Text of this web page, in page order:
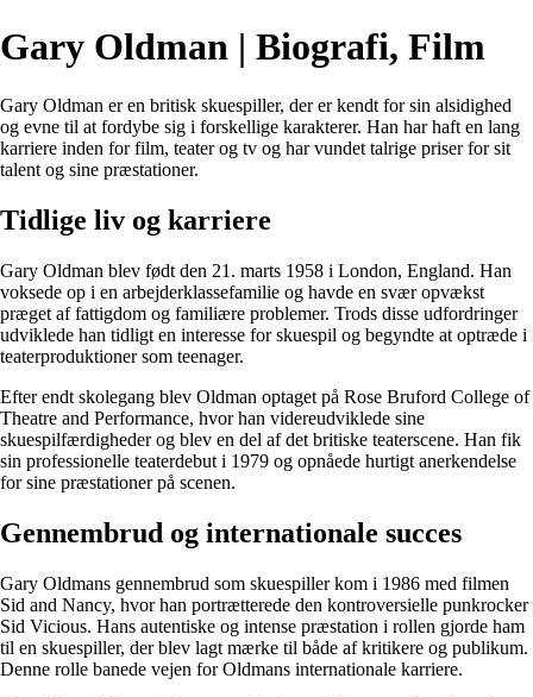
Gary Oldman | Biografi, Film
Gary Oldman er en britisk skuespiller, der er kendt for sin alsidighed
og evne til at fordybe sig i forskellige karakterer. Han har haft en lang
karriere inden for film, teater og tv og har vundet talrige priser for sit
talent og sine præstationer.
Tidlige liv og karriere
Gary Oldman blev født den 21. marts 1958 i London, England. Han
voksede op i en arbejderklassefamilie og havde en svær opvækst
præget af fattigdom og familiære problemer. Trods disse udfordringer
udviklede han tidligt en interesse for skuespil og begyndte at optræde i
teaterproduktioner som teenager.
Efter endt skolegang blev Oldman optaget på Rose Bruford College of
Theatre and Performance, hvor han videreudviklede sine
skuespilfærdigheder og blev en del af det britiske teaterscene. Han fik
sin professionelle teaterdebut i 1979 og opnåede hurtigt anerkendelse
for sine præstationer på scenen.
Gennembrud og internationale succes
Gary Oldmans gennembrud som skuespiller kom i 1986 med filmen
Sid and Nancy, hvor han portrætterede den kontroversielle punkrocker
Sid Vicious. Hans autentiske og intense præstation i rollen gjorde ham
til en skuespiller, der blev lagt mærke til både af kritikere og publikum.
Denne rolle banede vejen for Oldmans internationale karriere.